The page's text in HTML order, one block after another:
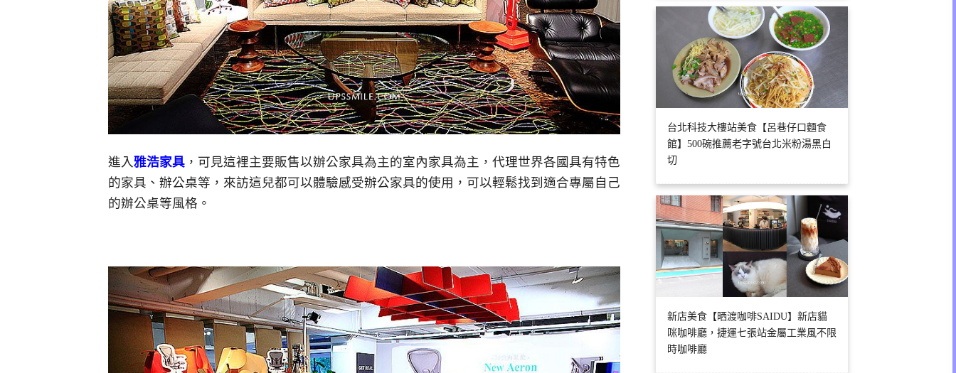
進入雅浩家具 ，可見這裡主要販售以辦公家具為主的室內家具為主，代理世界各國具有特色
的家具、辦公桌等，來訪這兒都可以體驗感受辦公家具的使用，可以輕鬆找到適合專屬自己
的辦公桌等風格。
台北科技大樓站美食【呂巷仔口麵食
館】500碗推薦老字號台北米粉湯黑白
切
新店美食【晒渡咖啡SAIDU】新店貓
咪咖啡廳，捷運七張站金屬工業風不限
時咖啡廳